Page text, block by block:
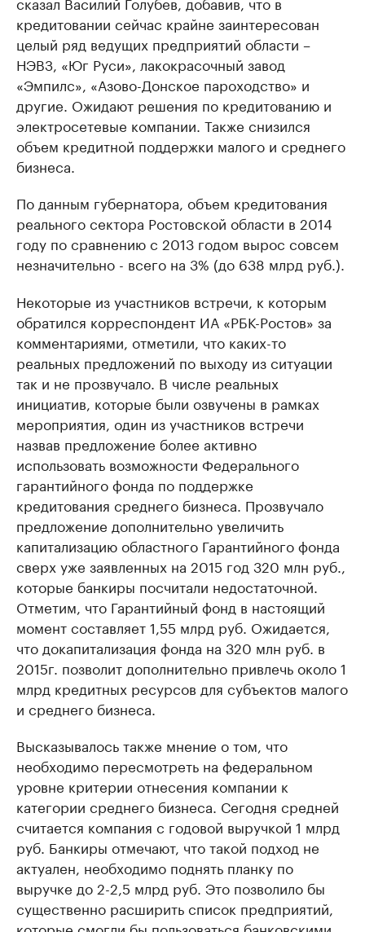
кредитовании сейчас крайне заинтересован
целый ряд ведущих предприятий области –
НЭВЗ, «Юг Руси», лакокрасочный завод
«Эмпилс», «Азово-Донское пароходство» и
другие. Ожидают решения по кредитованию и
электросетевые компании. Также снизился
объем кредитной поддержки малого и среднего
бизнеса.
По данным губернатора, объем кредитования
реального сектора Ростовской области в 2014
году по сравнению с 2013 годом вырос совсем
незначительно - всего на 3% (до 638 млрд руб.).
Некоторые из участников встречи, к которым
обратился корреспондент ИА «РБК-Ростов» за
комментариями, отметили, что каких-то
реальных предложений по выходу из ситуации
так и не прозвучало. В числе реальных
инициатив, которые были озвучены в рамках
мероприятия, один из участников встречи
назвав предложение более активно
использовать возможности Федерального
гарантийного фонда по поддержке
кредитования среднего бизнеса. Прозвучало
предложение дополнительно увеличить
капитализацию областного Гарантийного фонда
сверх уже заявленных на 2015 год 320 млн руб.,
которые банкиры посчитали недостаточной.
Отметим, что Гарантийный фонд в настоящий
момент составляет 1,55 млрд руб. Ожидается,
что докапитализация фонда на 320 млн руб. в
2015г. позволит дополнительно привлечь около 1
млрд кредитных ресурсов для субъектов малого
и среднего бизнеса.
Высказывалось также мнение о том, что
необходимо пересмотреть на федеральном
уровне критерии отнесения компании к
категории среднего бизнеса. Сегодня средней
считается компания с годовой выручкой 1 млрд
руб. Банкиры отмечают, что такой подход не
актуален, необходимо поднять планку по
выручке до 2-2,5 млрд руб. Это позволило бы
существенно расширить список предприятий,